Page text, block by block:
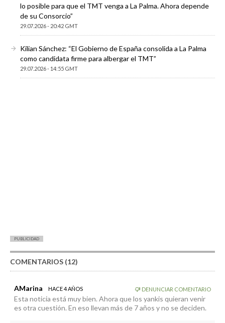
lo posible para que el TMT venga a La Palma. Ahora depende
de su Consorcio”
29.07.2026 - 20:42 GMT
Kilian Sánchez: “El Gobierno de España consolida a La Palma
como candidata firme para albergar el TMT”
29.07.2026 - 14:55 GMT
PUBLICIDAD
COMENTARIOS (12)
AMarina HACE 4 AÑOS DENUNCIAR COMENTARIO
Esta noticia está muy bien. Ahora que los yankis quieran venir
es otra cuestión. En eso llevan más de 7 años y no se deciden.